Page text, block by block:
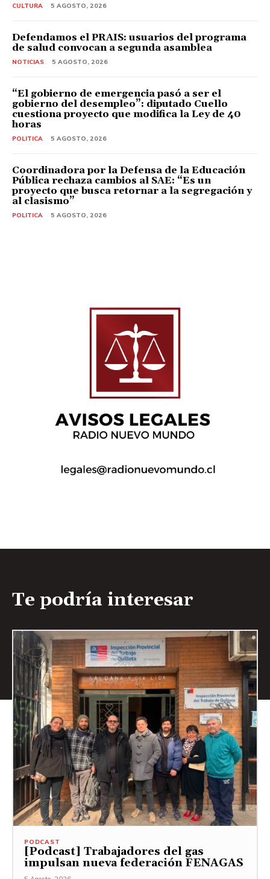
CULTURA 5 AGOSTO, 2026
Defendamos el PRAIS: usuarios del programa
de salud convocan a segunda asamblea
NOTICIAS 5 AGOSTO, 2026
“El gobierno de emergencia pasó a ser el
gobierno del desempleo”: diputado Cuello
cuestiona proyecto que modifica la Ley de 40
horas
POLITICA 5 AGOSTO, 2026
Coordinadora por la Defensa de la Educación
Pública rechaza cambios al SAE: “Es un
proyecto que busca retornar a la segregación y
al clasismo”
POLITICA 5 AGOSTO, 2026
Te podría interesar
PODCAST
[Podcast] Trabajadores del gas
impulsan nueva federación FENAGAS